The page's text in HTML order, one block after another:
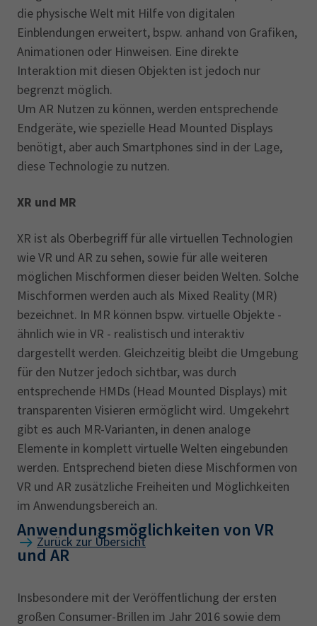
die physische Welt mit Hilfe von digitalen
Einblendungen erweitert, bspw. anhand von Grafiken,
Animationen oder Hinweisen. Eine direkte
Interaktion mit diesen Objekten ist jedoch nur
begrenzt möglich.
Um AR Nutzen zu können, werden entsprechende
Endgeräte, wie spezielle Head Mounted Displays
benötigt, aber auch Smartphones sind in der Lage,
diese Technologie zu nutzen.
XR und MR
XR ist als Oberbegriff für alle virtuellen Technologien
wie VR und AR zu sehen, sowie für alle weiteren
möglichen Mischformen dieser beiden Welten. Solche
Mischformen werden auch als Mixed Reality (MR)
bezeichnet. In MR können bspw. virtuelle Objekte -
ähnlich wie in VR - realistisch und interaktiv
dargestellt werden. Gleichzeitig bleibt die Umgebung
für den Nutzer jedoch sichtbar, was durch
entsprechende HMDs (Head Mounted Displays) mit
transparenten Visieren ermöglicht wird. Umgekehrt
gibt es auch MR-Varianten, in denen analoge
Elemente in komplett virtuelle Welten eingebunden
werden. Entsprechend bieten diese Mischformen von
VR und AR zusätzliche Freiheiten und Möglichkeiten
im Anwendungsbereich an.
Zurück zur Übersicht
Anwendungsmöglichkeiten von VR
und AR
Insbesondere mit der Veröffentlichung der ersten
großen Consumer-Brillen im Jahr 2016 sowie dem